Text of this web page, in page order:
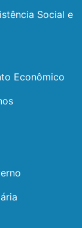
Social e
Econômico